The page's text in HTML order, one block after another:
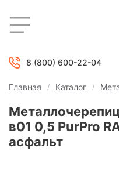
8 (800) 600-22-04
Главная Каталог
в01 0,5 PurPro
асфальт